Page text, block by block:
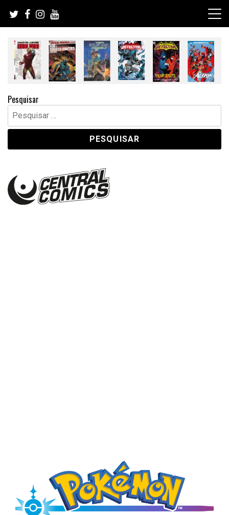
content
Pesquisar
Pesquisar
por: